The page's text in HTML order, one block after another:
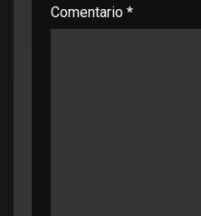
Comentario *